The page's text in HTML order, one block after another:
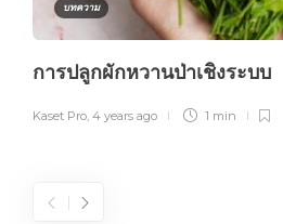
บทความ
การปลูกผักหวานป่าเชิงระบบ
Kaset Pro, 4 years ago 1 min